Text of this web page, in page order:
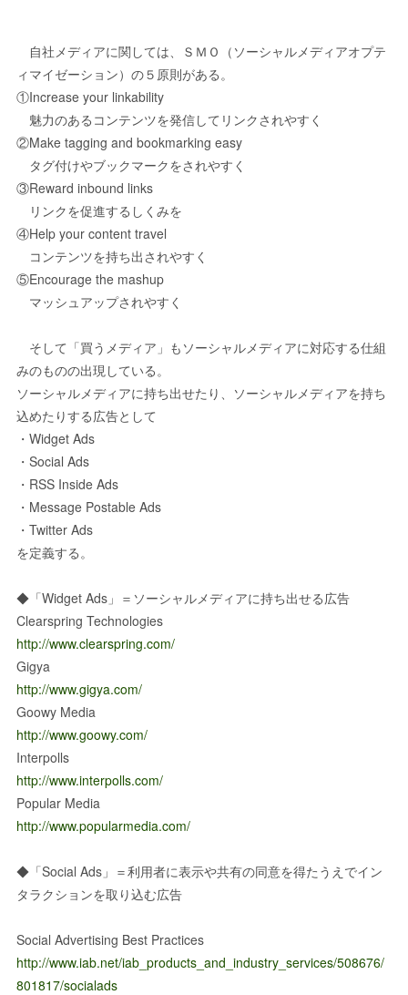
自社メディアに関しては、ＳＭＯ（ソーシャルメディアオプテ
ィマイゼーション）の５原則がある。
①Increase your linkability
魅力のあるコンテンツを発信してリンクされやすく
②Make tagging and bookmarking easy
タグ付けやブックマークをされやすく
③Reward inbound links
リンクを促進するしくみを
④Help your content travel
コンテンツを持ち出されやすく
⑤Encourage the mashup
マッシュアップされやすく
そして「買うメディア」もソーシャルメディアに対応する仕組
みのものの出現している。
ソーシャルメディアに持ち出せたり、ソーシャルメディアを持ち
込めたりする広告として
・Widget Ads
・Social Ads
・RSS Inside Ads
・Message Postable Ads
・Twitter Ads
を定義する。
◆「Widget Ads」＝ソーシャルメディアに持ち出せる広告
Clearspring Technologies
http://www.clearspring.com/
Gigya
http://www.gigya.com/
Goowy Media
http://www.goowy.com/
Interpolls
http://www.interpolls.com/
Popular Media
http://www.popularmedia.com/
◆「Social Ads」＝利用者に表示や共有の同意を得たうえでイン
タラクションを取り込む広告
Social Advertising Best Practices
http://www.iab.net/iab_products_and_industry_services/508676/
801817/socialads